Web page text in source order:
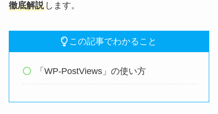
徹底解説します。
この記事でわかること
「WP-PostViews」の使い方